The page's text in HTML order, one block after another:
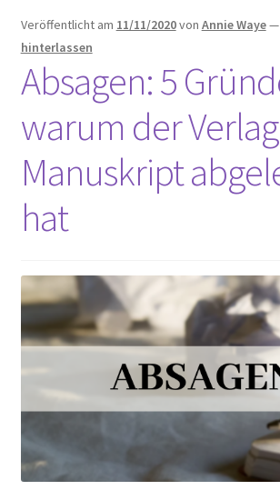
Veröffentlicht am 11/11/2020von Annie Waye—
hinterlassen
Absagen: 5
warum der
Manuskript
hat